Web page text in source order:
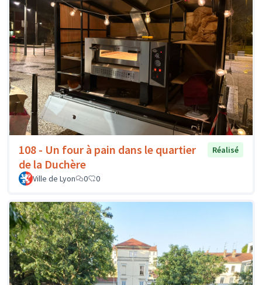
108 - Un four à pain dans le quartier
de la Duchère
Réalisé
Ville de Lyon 0 0